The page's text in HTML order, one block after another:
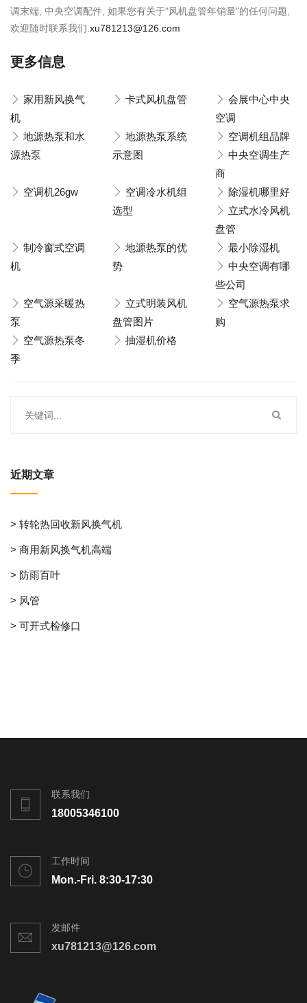
调末端, 中央空调配件, 如果您有关于"风机盘管年销量"的任何问题,
欢迎随时联系我们. xu781213@126.com
更多信息
家用新风换气
机
卡式风机盘管
会展中心中央
空调
地源热泵和水
源热泵
地源热泵系统
示意图
空调机组品牌
中央空调生产
商
空调机26gw
空调冷水机组
选型
除湿机哪里好
立式水冷风机
盘管
制冷窗式空调
机
地源热泵的优
势
最小除湿机
中央空调有哪
些公司
空气源采暖热
泵
立式明装风机
盘管图片
空气源热泵求
购
空气源热泵冬
季
抽湿机价格
近期文章
> 转轮热回收新风换气机
> 商用新风换气机高端
> 防雨百叶
> 风管
> 可开式检修口
联系我们
18005346100
工作时间
Mon.-Fri. 8:30-17:30
发邮件
xu781213@126.com